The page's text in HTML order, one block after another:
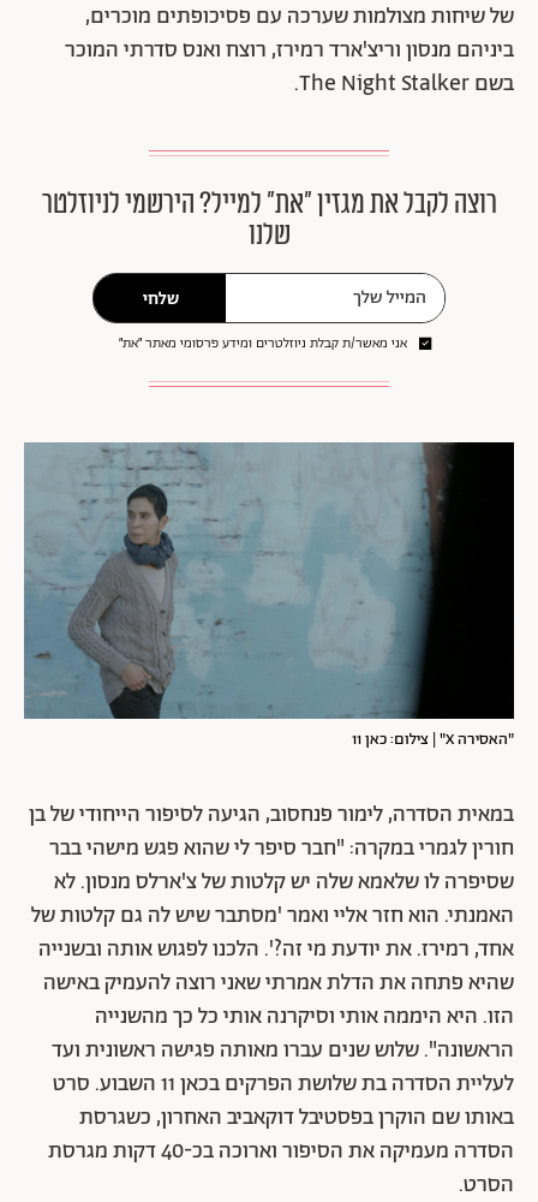
של שיחות מצולמות שערכה עם פסיכופתים מוכרים,
ביניהם מנסון וריצ'ארד רמירז, רוצח ואנס סדרתי המוכר
בשם The Night Stalker.
רוצה לקבל את מגזין ״את״ למייל? הירשמי לניוזלטר
שלנו
שלחי
אני מאשר/ת קבלת ניוזלטרים ומידע פרסומי מאתר ״את״
"האסירה X" | צילום: כאן 11
במאית הסדרה, לימור פנחסוב, הגיעה לסיפור הייחודי של בן
חורין לגמרי במקרה: "חבר סיפר לי שהוא פגש מישהי בבר
שסיפרה לו שלאמא שלה יש קלטות של צ'ארלס מנסון. לא
האמנתי. הוא חזר אליי ואמר 'מסתבר שיש לה גם קלטות של
אחד, רמירז. את יודעת מי זה?'. הלכנו לפגוש אותה ובשנייה
שהיא פתחה את הדלת אמרתי שאני רוצה להעמיק באישה
הזו. היא היממה אותי וסיקרנה אותי כל כך מהשנייה
הראשונה". שלוש שנים עברו מאותה פגישה ראשונית ועד
לעליית הסדרה בת שלושת הפרקים בכאן 11 השבוע. סרט
באותו שם הוקרן בפסטיבל דוקאביב האחרון, כשגרסת
הסדרה מעמיקה את הסיפור וארוכה בכ-40 דקות מגרסת
הסרט.